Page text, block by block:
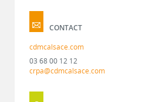
CONTACT
cdmcalsace.com
03 68 00 12 12
crpa@cdmcalsace.com